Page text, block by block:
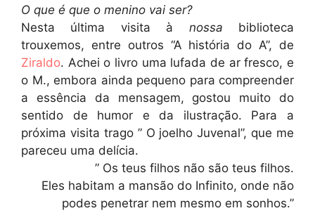
O que é que o menino vai ser?
Nesta última visita à nossa biblioteca
trouxemos, entre outros “A história do A”, de
Ziraldo. Achei o livro uma lufada de ar fresco, e
o M., embora ainda pequeno para compreender
a essência da mensagem, gostou muito do
sentido de humor e da ilustração. Para a
próxima visita trago ” O joelho Juvenal”, que me
pareceu uma delícia.
” Os teus filhos não são teus filhos.
Eles habitam a mansão do Infinito, onde não
podes penetrar nem mesmo em sonhos.”